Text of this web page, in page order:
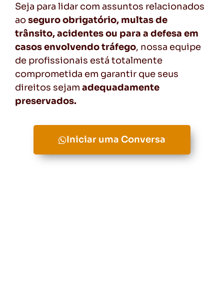
Seja para lidar com assuntos relacionados
aoseguro obrigatório, multas de
trânsito, acidentes ou para a defesa em
casos envolvendo tráfego, nossa equipe
de profissionais está totalmente
comprometida em garantir que seus
direitos sejam adequadamente
preservados.
Iniciar uma Conversa